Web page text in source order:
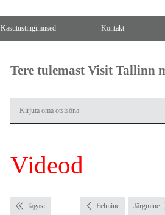
Kasutustingimused Kontakt
Tere tulemast Visit Tallinn
Videod
Tagasi Eelmine Järgmine